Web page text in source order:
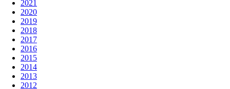
2021
2020
2019
2018
2017
2016
2015
2014
2013
2012